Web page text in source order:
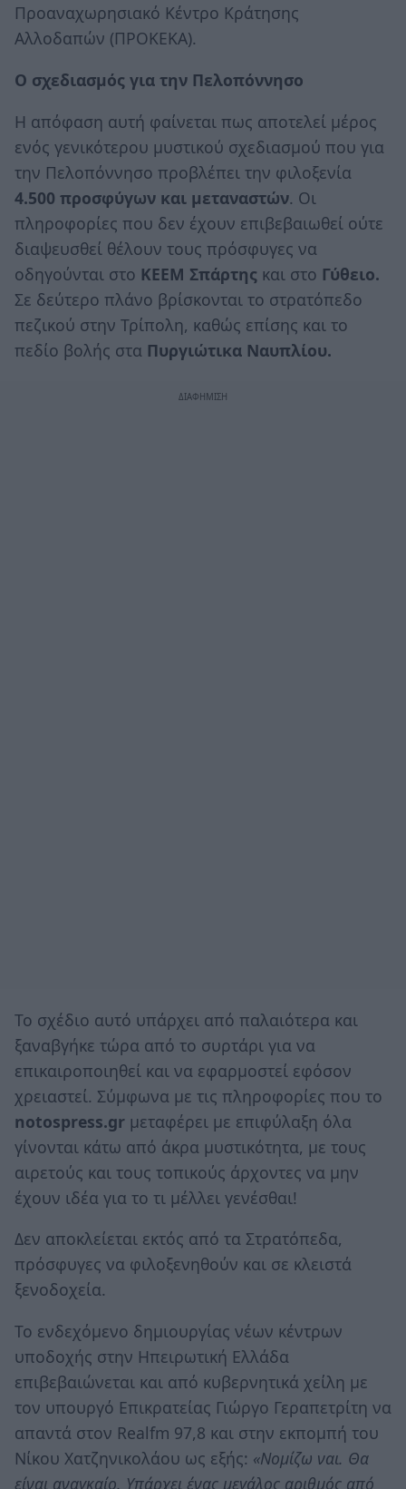
Προαναχωρησιακό Κέντρο Κράτησης
Αλλοδαπών (ΠΡΟΚΕΚΑ).
Ο σχεδιασμός για την Πελοπόννησο
Η απόφαση αυτή φαίνεται πως αποτελεί μέρος
ενός γενικότερου μυστικού σχεδιασμού που για
την Πελοπόννησο προβλέπει την φιλοξενία
4.500 προσφύγων και μεταναστών. Οι
πληροφορίες που δεν έχουν επιβεβαιωθεί ούτε
διαψευσθεί θέλουν τους πρόσφυγες να
οδηγούνται στο ΚΕΕΜ Σπάρτης και στο Γύθειο.
Σε δεύτερο πλάνο βρίσκονται το στρατόπεδο
πεζικού στην Τρίπολη, καθώς επίσης και το
πεδίο βολής στα Πυργιώτικα Ναυπλίου.
Το σχέδιο αυτό υπάρχει από παλαιότερα και
ξαναβγήκε τώρα από το συρτάρι για να
επικαιροποιηθεί και να εφαρμοστεί εφόσον
χρειαστεί. Σύμφωνα με τις πληροφορίες που το
notospress.gr μεταφέρει με επιφύλαξη όλα
γίνονται κάτω από άκρα μυστικότητα, με τους
αιρετούς και τους τοπικούς άρχοντες να μην
έχουν ιδέα για το τι μέλλει γενέσθαι!
Δεν αποκλείεται εκτός από τα Στρατόπεδα,
πρόσφυγες να φιλοξενηθούν και σε κλειστά
ξενοδοχεία.
Το ενδεχόμενο δημιουργίας νέων κέντρων
υποδοχής στην Ηπειρωτική Ελλάδα
επιβεβαιώνεται και από κυβερνητικά χείλη με
τον υπουργό Επικρατείας Γιώργο Γεραπετρίτη να
απαντά στον Realfm 97,8 και στην εκπομπή του
Νίκου Χατζηνικολάου ως εξής: «Νομίζω ναι. Θα
είναι αναγκαίο. Υπάρχει ένας μεγάλος αριθμός από